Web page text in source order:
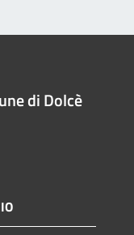
di Dolcè